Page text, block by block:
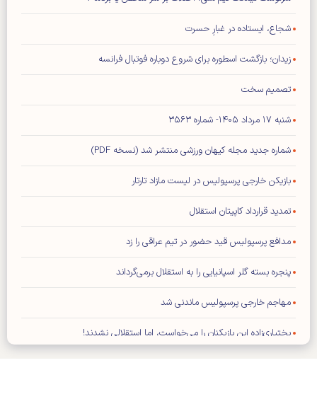
شجاع، ایستاده در غبارِ حسرت
زیدان؛ بازگشت اسطوره برای شروع دوباره فوتبال فرانسه
تصمیم سخت
شنبه ۱۷ مرداد ۱۴۰۵- شماره ۳۵۶۳
شماره جدید مجله کیهان ورزشی منتشر شد (نسخه PDF)
بازیکن خارجی پرسپولیس در لیست مازاد تارتار
تمدید قرارداد کاپیتان استقلال
مدافع پرسپولیس قید حضور در تیم عراقی را زد
پنجره بسته گلر اسپانیایی را به استقلال برمی‌گرداند
مهاجم خارجی پرسپولیس ماندنی شد
بختیاری‌زاده این بازیکنان را می‌خواست، اما استقلالی نشدند!